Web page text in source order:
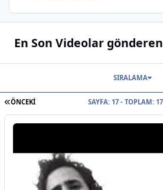
En Son Videolar
İLK SAYFA
ÖNCEKI SAYFA: 17 - TOPLAM: 17
SIRALAMA